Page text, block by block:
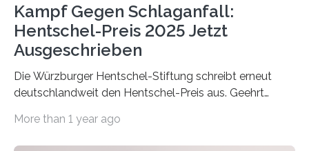
Kampf Gegen Schlaganfall:
Hentschel-Preis 2025 Jetzt
Ausgeschrieben
Die Würzburger Hentschel-Stiftung schreibt erneut
deutschlandweit den Hentschel-Preis aus. Geehrt
hochrangige wissenschaftliche Publikation zum Thema
More than 1 year ago